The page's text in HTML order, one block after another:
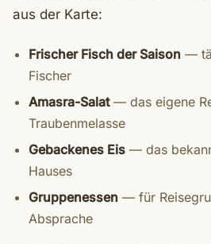
aus der Karte:
Frischer Fisch der Saison —
Fischer
Amasra-Salat— das eigene
Traubenmelasse
Gebackenes Eis — das
Hauses
Gruppenessen — für
Absprache